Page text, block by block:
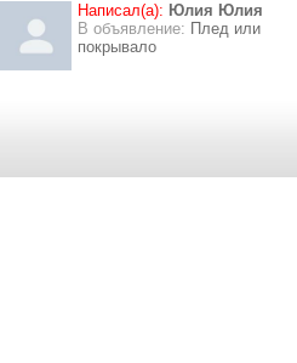
Написал(а): Юлия Юлия
В объявление: Плед или
покрывало